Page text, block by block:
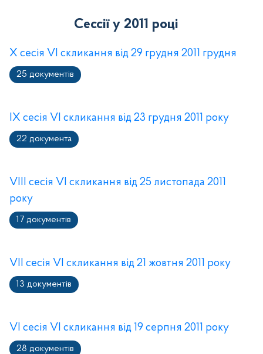
Проекти рішень районної ради
Сессії у 2011 році
X сесія VI скликання від 29 грудня 2011 грудня
25 документів
IX сесія VI скликання від 23 грудня 2011 року
22 документа
VІІI сесія VІ cкликання від 25 листопада 2011
року
17 документів
VІІ сесія VІ cкликання від 21 жовтня 2011 року
13 документів
VІ сесія VІ cкликання від 19 серпня 2011 року
28 документів